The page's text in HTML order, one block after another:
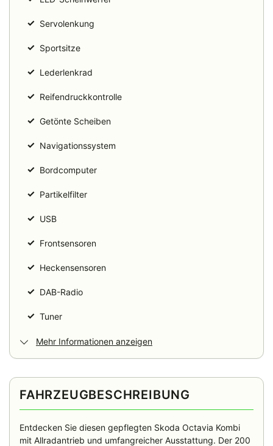
✓ Servolenkung
✓ Sportsitze
✓ Lederlenkrad
✓ Reifendruckkontrolle
✓ Getönte Scheiben
✓ Navigationssystem
✓ Bordcomputer
✓ Partikelfilter
✓ USB
✓ Frontsensoren
✓ Heckensensoren
✓ DAB-Radio
✓ Tuner
Mehr Informationen anzeigen
FAHRZEUGBESCHREIBUNG
Entdecken Sie diesen gepflegten Skoda Octavia Kombi
mit Allradantrieb und umfangreicher Ausstattung. Der 200